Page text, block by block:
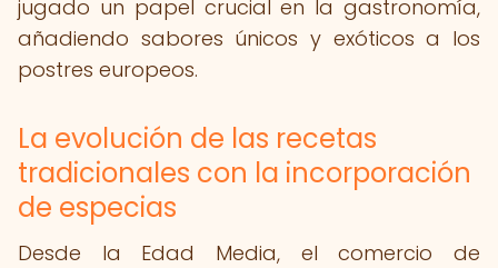
jugado un papel crucial en la gastronomía,
añadiendo sabores únicos y exóticos a los
postres europeos.
La evolución de las recetas
tradicionales con la incorporación
de especias
Desde la Edad Media, el comercio de